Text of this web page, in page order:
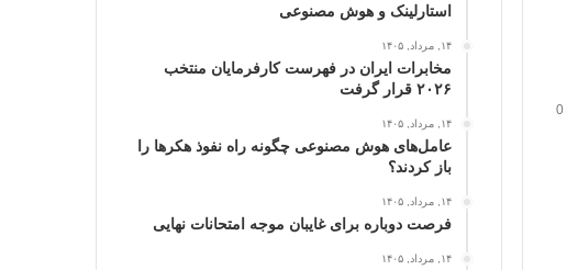
0
استارلینک و هوش مصنوعی
۱۴, مرداد, ۱۴۰۵
مخابرات ایران در فهرست کارفرمایان منتخب
۲۰۲۶ قرار گرفت
۱۴, مرداد, ۱۴۰۵
عامل‌های هوش مصنوعی چگونه راه نفوذ هکرها را
باز کردند؟
۱۴, مرداد, ۱۴۰۵
فرصت دوباره برای غایبان موجه امتحانات نهایی
۱۴, مرداد, ۱۴۰۵